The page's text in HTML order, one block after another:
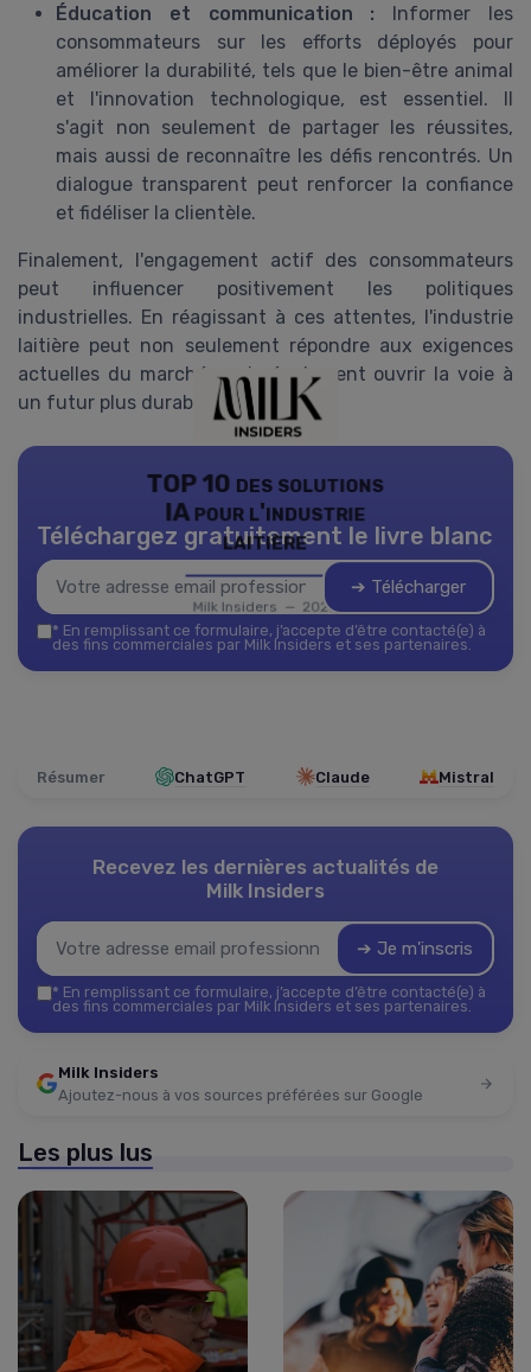
Éducation et communication : Informer les
consommateurs sur les efforts déployés pour
améliorer la durabilité, tels que le bien-être animal
et l'innovation technologique, est essentiel. Il
s'agit non seulement de partager les réussites,
mais aussi de reconnaître les défis rencontrés. Un
dialogue transparent peut renforcer la confiance
et fidéliser la clientèle.
Finalement, l'engagement actif des consommateurs
peut influencer positivement les politiques
industrielles. En réagissant à ces attentes, l'industrie
laitière peut non seulement répondre aux exigences
actuelles du marché, mais également ouvrir la voie à
un futur plus durable.
TOP 10 des solutions
IA pour l'industrie
laitière
Milk Insiders — 2026
Téléchargez gratuitement le livre blanc
➔ Télécharger
* En remplissant ce formulaire, j’accepte d’être contacté(e) à
des fins commerciales par Milk Insiders et ses partenaires.
Résumer ChatGPT Claude Mistral
Recevez les dernières actualités de
Milk Insiders
➔ Je m'inscris
* En remplissant ce formulaire, j’accepte d’être contacté(e) à
des fins commerciales par Milk Insiders et ses partenaires.
Milk Insiders
Ajoutez-nous à vos sources préférées sur Google
Les plus lus